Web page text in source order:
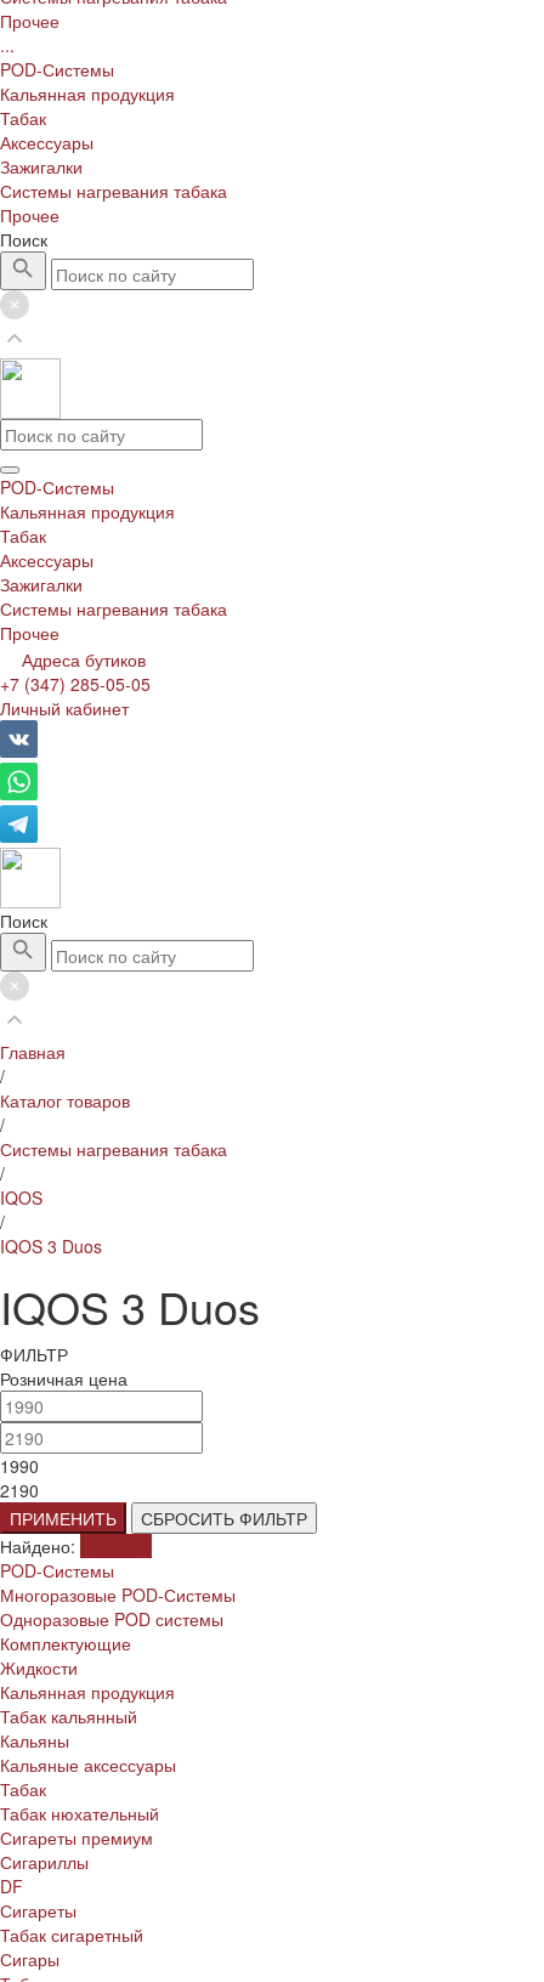
Прочее
...
POD-Системы
Кальянная продукция
Табак
Аксессуары
Зажигалки
Системы нагревания табака
Прочее
Поиск
POD-Системы
Кальянная продукция
Табак
Аксессуары
Зажигалки
Системы нагревания табака
Прочее
Адреса бутиков
+7 (347) 285-05-05
Личный кабинет
Поиск
Главная
/
Каталог товаров
/
Системы нагревания табака
/
IQOS
/
IQOS 3 Duos
IQOS 3 Duos
ФИЛЬТР
Розничная цена
1990
2190
ПРИМЕНИТЬ
СБРОСИТЬ ФИЛЬТР
Найдено:
POD-Системы
Многоразовые POD-Системы
Одноразовые POD системы
Комплектующие
Жидкости
Кальянная продукция
Табак кальянный
Кальяны
Кальяные аксессуары
Табак
Табак нюхательный
Сигареты премиум
Сигариллы
DF
Сигареты
Табак сигаретный
Сигары